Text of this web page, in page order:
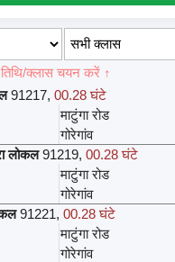
क्लास चयन करें ↑
91217, 00.28 घंटे
माटुंगा रोड
गोरेगांव
लोकल 91219, 00.28 घंटे
माटुंगा रोड
गोरेगांव
91221, 00.28 घंटे
माटुंगा रोड
गोरेगांव